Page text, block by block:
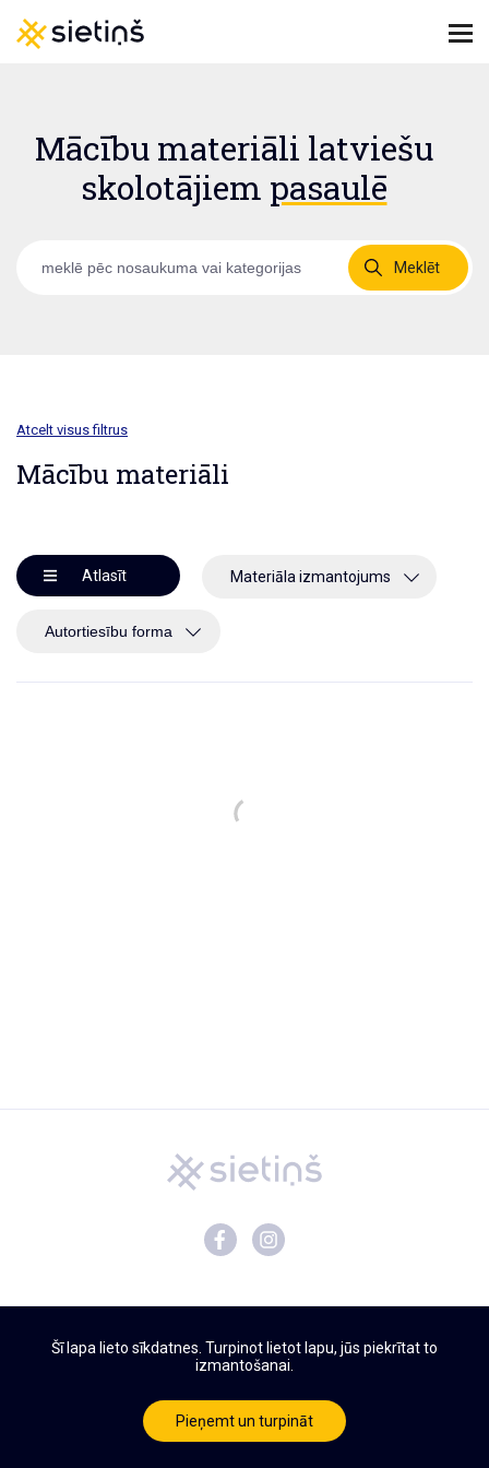
Mācību materiāli latviešu
skolotājiem pasaulē
Meklēt
Atcelt visus filtrus
Mācību materiāli
Atlasīt Materiāla izmantojums
Šī lapa lieto sīkdatnes. Turpinot lietot lapu, jūs piekrītat to
izmantošanai.
Pieņemt un turpināt
Par Sietiņu
Lietošanas noteikumi